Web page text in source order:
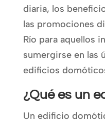
diaria, los
las promociones
Río para aquellos
sumergirse en las
edificios
¿Qué es un
Un edificio